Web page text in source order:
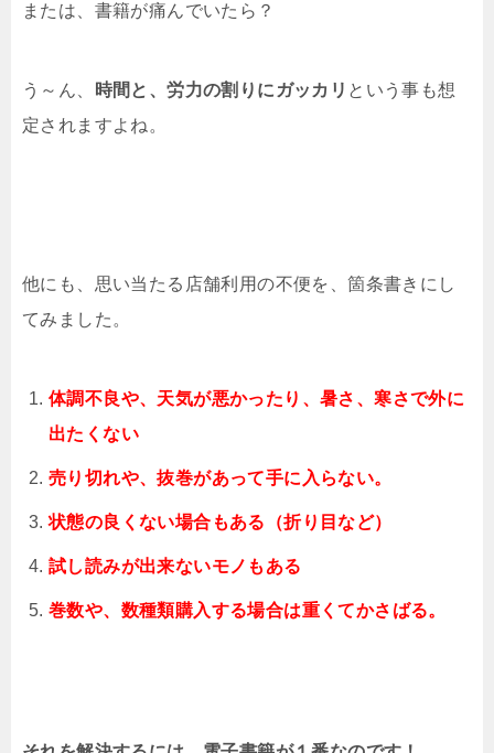
または、書籍が痛んでいたら？
う～ん、 時間と、労力の割りにガッカリ という事も想
定されますよね。
他にも、思い当たる店舗利用の不便を、箇条書きにし
てみました。
体調不良や、天気が悪かったり、暑さ、寒さで外に
出たくない
売り切れや、抜巻があって手に入らない。
状態の良くない場合もある（折り目など）
試し読みが出来ないモノもある
巻数や、数種類購入する場合は重くてかさばる。